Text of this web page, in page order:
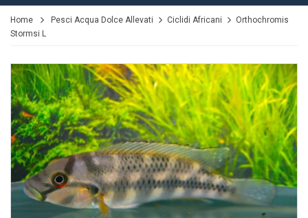
Home Pesci Acqua Dolce Allevati Ciclidi Africani
Orthochromis
Stormsi L